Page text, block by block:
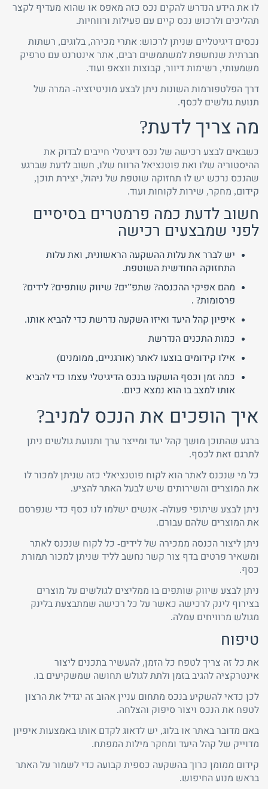
לו את הידע הנדרש להקים נכס כזה מאפס או שהוא מעדיף לקצר
תהליכים ולרכוש נכס קיים עם פעילות ורווחיות.
נכסים דיגיטליים שניתן לרכוש: אתרי מכירה, בלוגים, רשתות
חברתית שנחשפת למשתמשים רבים, אתר אינטרנט עם טרפיק
משמעותי, רשימות דיוור, קבוצות ווצאפ ועוד.
דרך הפלטפורמות השונות ניתן לבצע מוניטיזציה- המרה של
תנועת גולשים לכסף.
מה צריך לדעת?
כשבאים לבצע רכישה של נכס דיגיטלי חייבים לבדוק את
ההיסטוריה שלו ואת פוטנציאל הרווח שלו, חשוב לדעת שברגע
שהנכס נרכש יש לו תחזוקה שוטפת של ניהול, יצירת תוכן,
קידום, מחקר, שירות לקוחות ועוד.
חשוב לדעת כמה פרמטרים בסיסיים
לפני שמבצעים רכישה
יש לברר את עלות ההשקעה הראשונית, ואת עלות
התחזוקה החודשית השוטפת.
מהם אפיקי ההכנסה? שתפ”ים? שיווק שותפים? לידים?
פרסומות? .
איפיון קהל היעד ואיזו השקעה נדרשת כדי להביא אותו.
כמות התכנים הנדרשת
אילו קידומים בוצעו לאתר (אורגניים, ממומנים)
כמה זמן וכסף הושקעו בנכס הדיגיטלי עצמו כדי להביא
אותו למצב בו הוא נמצא כיום.
איך הופכים את הנכס למניב?
ברגע שהתוכן מושך קהל יעד ומייצר ערך ותנועת גולשים ניתן
לתרגם זאת לכסף.
כל מי שנכנס לאתר הוא לקוח פוטנציאלי כזה שניתן למכור לו
את המוצרים והשירותים שיש לבעל האתר להציע.
ניתן לבצע שיתופי פעולה- אנשים ישלמו לנו כסף כדי שנפרסם
את המוצרים שלהם עבורם.
ניתן ליצור הכנסה ממכירה של לידים- כל לקוח שנכנס לאתר
ומשאיר פרטים בדף צור קשר נחשב לליד שניתן למכור תמורת
כסף.
ניתן לבצע שיווק שותפים בו ממליצים לגולשים על מוצרים
בצירוף לינק לרכישה כאשר על כל רכישה שמתבצעת בלינק
מגולש מרוויחים עמלה.
טיפוח
את כל זה צריך לטפח כל הזמן, להעשיר בתכנים ליצור
אינטרקציה להגיב בזמן ולתת לגולש תחושה שמשקיעים בו.
לכן כדאי להשקיע בנכס מתחום עניין אהוב זה יגדיל את הרצון
לטפח את הנכס ויצור סיפוק והצלחה.
באם מדובר באתר או בלוג, יש לדאוג לקדם אותו באמצעות איפיון
מדוייק של קהל היעד ומחקר מילות המפתח.
קידום ממומן כרוך בהשקעה כספית קבועה כדי לשמור על האתר
בראש מנוע החיפוש.